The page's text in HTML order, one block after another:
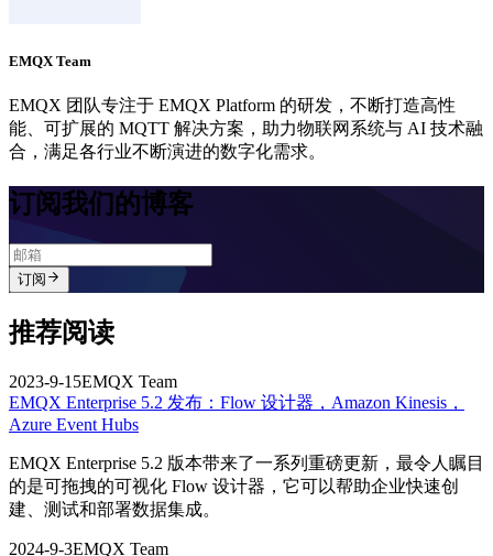
EMQX Team
EMQX 团队专注于 EMQX Platform 的研发，不断打造高性
能、可扩展的 MQTT 解决方案，助力物联网系统与 AI 技术融
合，满足各行业不断演进的数字化需求。
订阅我们的博客
订阅
推荐阅读
2023-9-15EMQX Team
EMQX Enterprise 5.2 发布：Flow 设计器，Amazon Kinesis，
Azure Event Hubs
EMQX Enterprise 5.2 版本带来了一系列重磅更新，最令人瞩目
的是可拖拽的可视化 Flow 设计器，它可以帮助企业快速创
建、测试和部署数据集成。
2024-9-3EMQX Team